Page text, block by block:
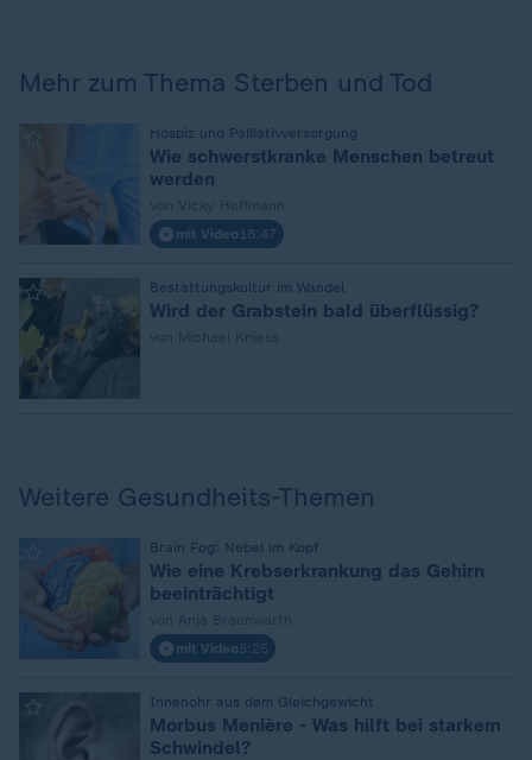
Mehr zum Thema Sterben und Tod
Hospiz und Palliativversorgung
Wie schwerstkranke Menschen betreut
werden
mit Video 18:47
Bestattungskultur im Wandel
:
Wird der Grabstein bald überflüssig?
Weitere Gesundheits-Themen
Brain Fog: Nebel im Kopf
Wie eine Krebserkrankung das Gehirn
beeinträchtigt
mit Video5:25
Innenohr aus dem Gleichgewicht
Morbus Menière - Was hilft bei starkem
Schwindel?